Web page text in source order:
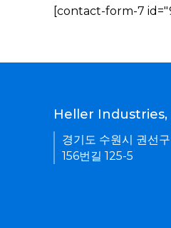
[contact-form-7
Heller Industries,
경기도 수원시 권선
156번길 125-5